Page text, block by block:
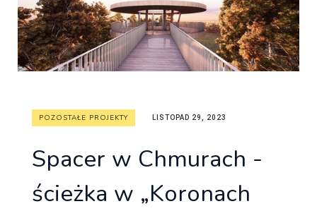
POZOSTAŁE PROJEKTY LISTOPAD 29, 2023
Spacer w Chmurach -
ścieżka w „Koronach